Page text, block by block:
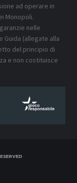
ad operare in
Monopoli.
nelle
Guida (allegate alla
del principio di
e non costituisce